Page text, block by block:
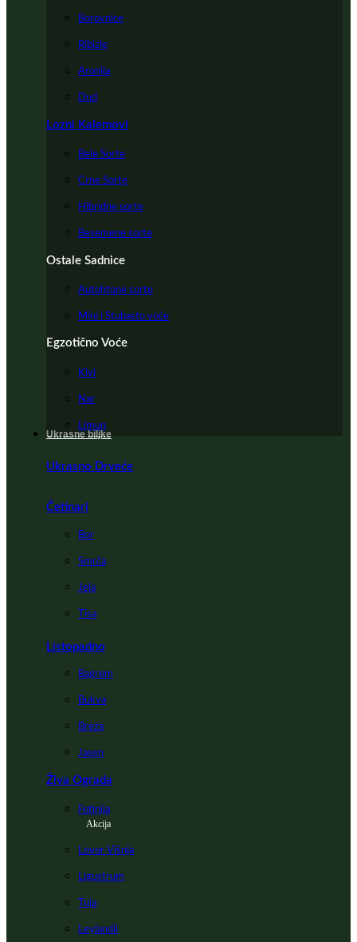
Borovnice
Ribizle
Aronija
Dud
Lozni Kalemovi
Bele Sorte
Crne Sorte
Hibridne sorte
Besemene sorte
Ostale Sadnice
Autohtone sorte
Mini i Stubasto voće
Egzotično Voće
Kivi
Nar
Limun
Ukrasne biljke
Ukrasno Drveće
Četinari
Bor
Smrča
Jela
Tisa
Listopadno
Bagrem
Bukva
Breza
Jasen
Živa Ograda
Fotinija
Akcija
Lovor Višnja
Ligustrum
Tuja
Leylandii